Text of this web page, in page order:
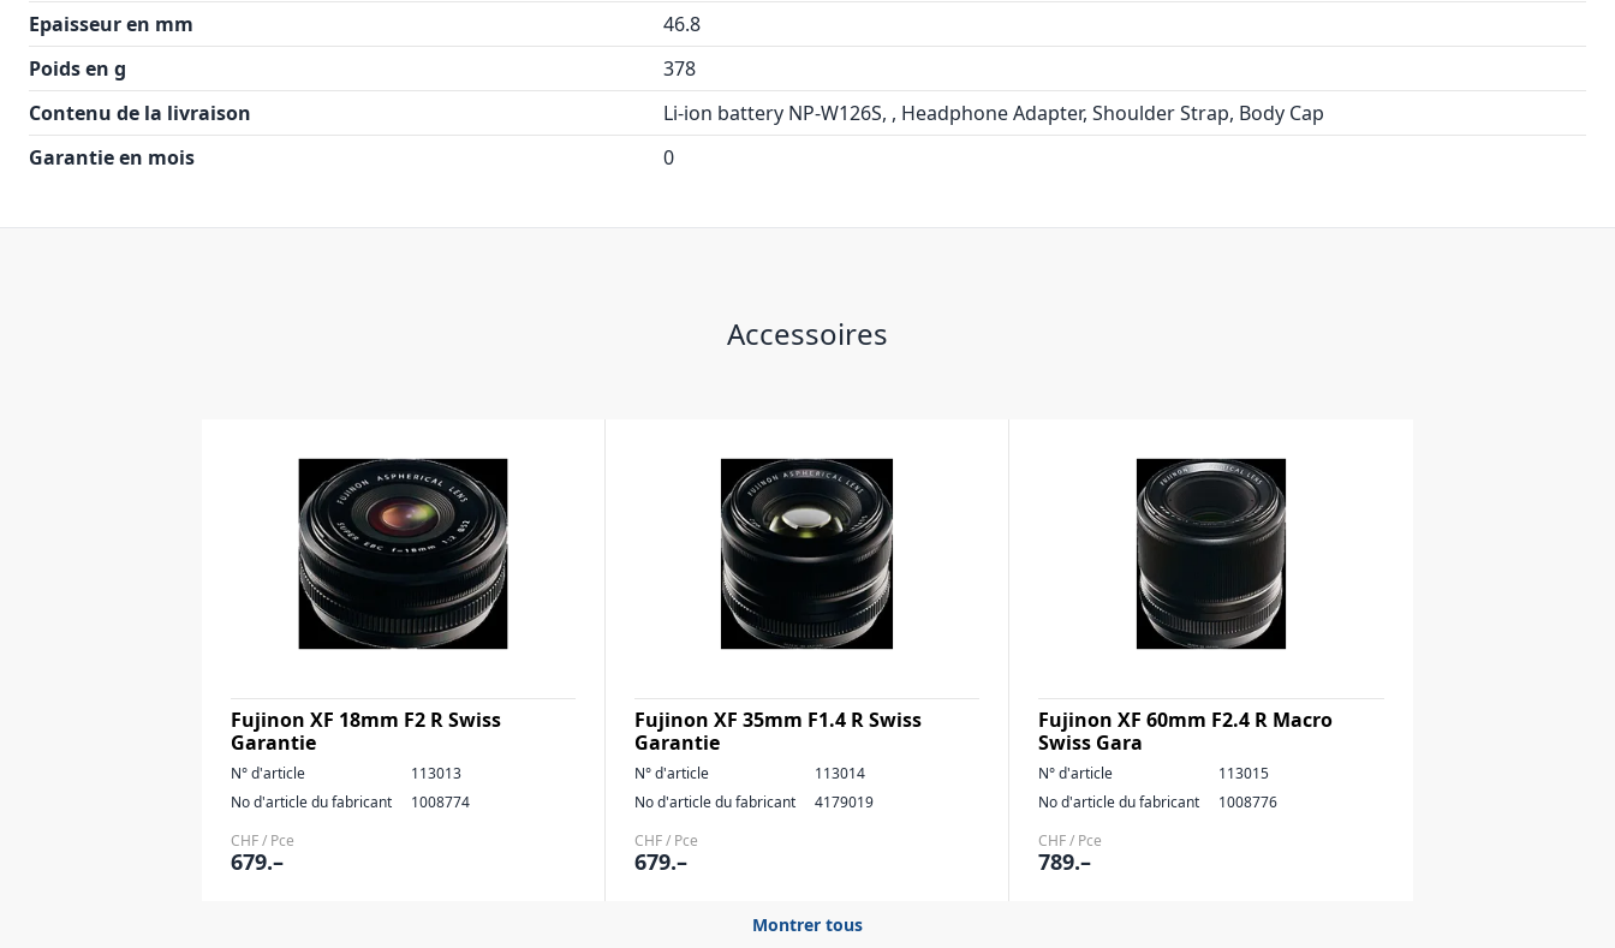
Epaisseur en mm
46.8
Poids en g
378
Contenu de la livraison
Li-ion battery NP-W126S, , Headphone Adapter, Shoulder Strap, Body Cap
Garantie en mois
0
Accessoires
Fujinon XF 18mm F2 R Swiss
Garantie
N° d'article
113013
No d'article du fabricant
1008774
CHF / Pce
679.–
Fujinon XF 35mm F1.4 R Swiss
Garantie
N° d'article
113014
No d'article du fabricant
4179019
CHF / Pce
679.–
Fujinon XF 60mm F2.4 R Macro
Swiss Gara
N° d'article
113015
No d'article du fabricant
1008776
CHF / Pce
789.–
Montrer tous